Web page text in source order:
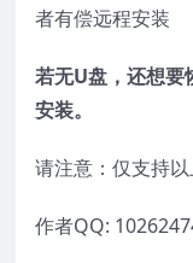
者有偿远程安装
若无U盘，还想要
安装。
请注意：仅支持
作者QQ: